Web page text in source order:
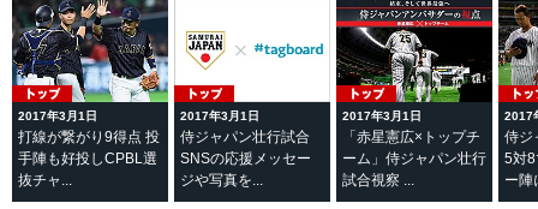
2017年3月1日
打線が繋がり9得点 投
手陣も好投しCPBL選
抜チャ...
2017年3月1日
侍ジャパン壮行試合
SNSの応援メッセー
ジや写真を...
2017年3月1日
「赤星憲広×トップチ
ーム」侍ジャパン壮行
試合視察 ...
2017
侍ジ
5対8
ー陣